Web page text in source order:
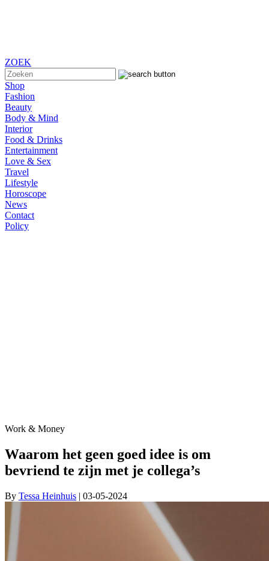
ZOEK
Shop
Fashion
Beauty
Body & Mind
Interior
Food & Drinks
Entertainment
Love & Sex
Travel
Lifestyle
Horoscope
News
Contact
Policy
Work & Money
Waarom het geen goed idee is om
bevriend te zijn met je collega’s
By Tessa Heinhuis | 03-05-2024